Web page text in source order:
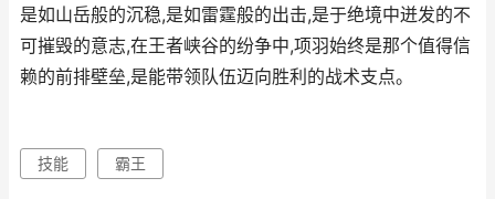
是如山岳般的沉稳,是如雷霆般的出击,是于绝境中迸发的不
可摧毁的意志,在王者峡谷的纷争中,项羽始终是那个值得信
赖的前排壁垒,是能带领队伍迈向胜利的战术支点。
技能 霸王